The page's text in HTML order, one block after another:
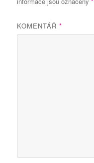
KOMENTÁŘ*